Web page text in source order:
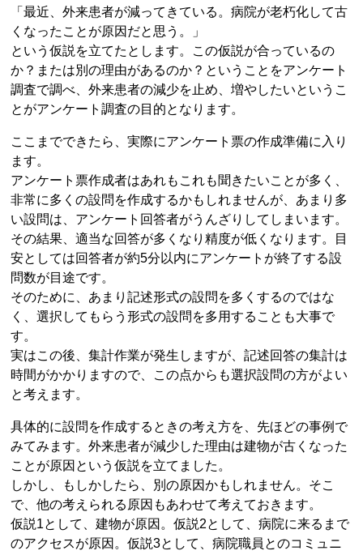
「最近、外来患者が減ってきている。病院が老朽化して古
くなったことが原因だと思う。」
という仮説を立てたとします。この仮説が合っているの
か？または別の理由があるのか？ということをアンケート
調査で調べ、外来患者の減少を止め、増やしたいというこ
とがアンケート調査の目的となります。
ここまでできたら、実際にアンケート票の作成準備に入り
ます。
アンケート票作成者はあれもこれも聞きたいことが多く、
非常に多くの設問を作成するかもしれませんが、あまり多
い設問は、アンケート回答者がうんざりしてしまいます。
その結果、適当な回答が多くなり精度が低くなります。目
安としては回答者が約5分以内にアンケートが終了する設
問数が目途です。
そのために、あまり記述形式の設問を多くするのではな
く、選択してもらう形式の設問を多用することも大事で
す。
実はこの後、集計作業が発生しますが、記述回答の集計は
時間がかかりますので、この点からも選択設問の方がよい
と考えます。
具体的に設問を作成するときの考え方を、先ほどの事例で
みてみます。外来患者が減少した理由は建物が古くなった
ことが原因という仮説を立てました。
しかし、もしかしたら、別の原因かもしれません。そこ
で、他の考えられる原因もあわせて考えておきます。
仮説1として、建物が原因。仮説2として、病院に来るまで
のアクセスが原因。仮説3として、病院職員とのコミュニ